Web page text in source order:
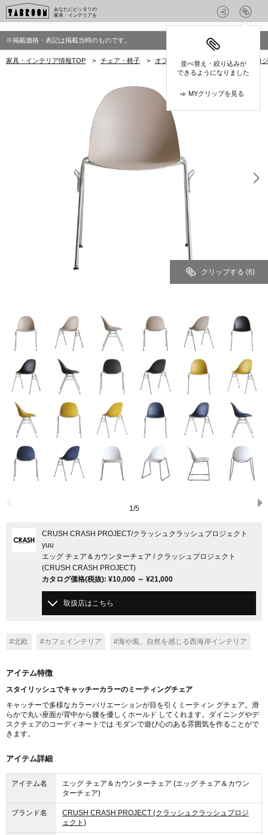
あなたにピッタリの
家具・インテリアを
並べ替え・絞り込みが
できるようになりました
MYクリップを見る
※掲載価格・表記は掲載当時のものです。
家具・インテリア情報TOP > チェア・椅子 > オフィスチェア クラッシュプロ
クリップする (6)
1 /5
CRUSH CRASH PROJECT/クラッシュクラッシュプロジェクト
yuu
エッグ チェア＆カウンターチェア / クラッシュプロジェクト
(CRUSH CRASH PROJECT)
カタログ価格(税抜): ¥10,000 ～ ¥21,000
取扱店はこちら
#北欧 #カフェインテリア #海や風、自然を感じる西海岸インテリア
アイテム特徴
スタイリッシュでキャッチーカラーのミーティングチェア
キャッチーで多様なカラーバリエーションが目を引くミーティン グチェア。滑
らかで丸い座面が背中から腰を優しくホールド してくれます。ダイニングやデ
スクチェアのコーディネートでは モダンで遊び心のある雰囲気を作ることがで
きます。
アイテム詳細
アイテム名
エッグ チェア＆カウンターチェア (エッグ チェア＆カウン
ターチェア)
ブランド名
CRUSH CRASH PROJECT (クラッシュクラッシュプロジ
ェクト)